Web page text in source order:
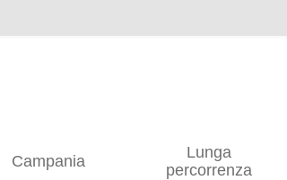
Campania
Lunga
percorrenza